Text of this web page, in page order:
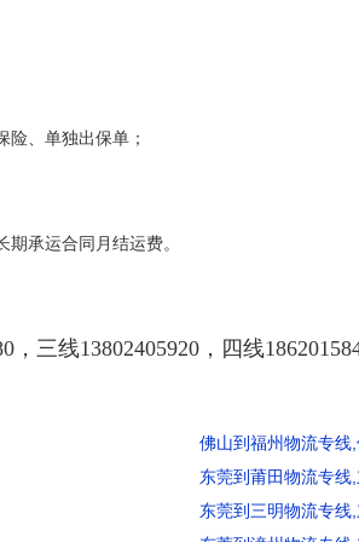
、单独出保单；
承运合同月结运费。
，三线13802405920，四线
佛山到福州物流专线
东莞到莆田物流专线
东莞到三明物流专线